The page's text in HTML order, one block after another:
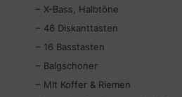
– X-Bass, Halbtöne
– 46 Diskanttasten
– 16 Basstasten
– Balgschoner
– MIt Koffer & Riemen